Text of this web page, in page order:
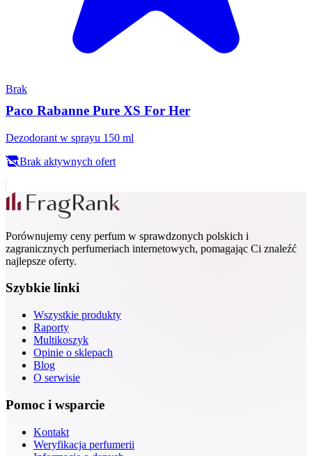
Brak
Paco Rabanne Pure XS For Her
Dezodorant w sprayu 150 ml
Brak aktywnych ofert
Porównujemy ceny perfum w sprawdzonych polskich i
zagranicznych perfumeriach internetowych, pomagając Ci znaleźć
najlepsze oferty.
Szybkie linki
Wszystkie produkty
Raporty
Multikoszyk
Opinie o sklepach
Blog
O serwisie
Pomoc i wsparcie
Kontakt
Weryfikacja perfumerii